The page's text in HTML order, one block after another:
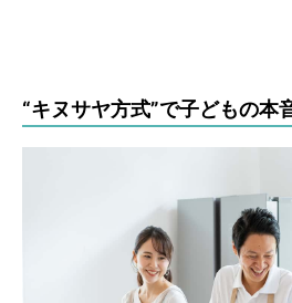
“キヌサヤ方式”で子どもの本